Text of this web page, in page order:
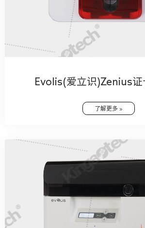
Evolis(爱立识)Zenius证
了解更多 »